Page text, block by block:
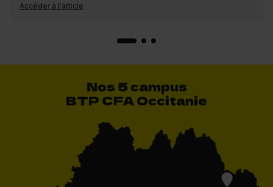
Accéder à l'article
Nos 5 campus
BTP CFA Occitanie